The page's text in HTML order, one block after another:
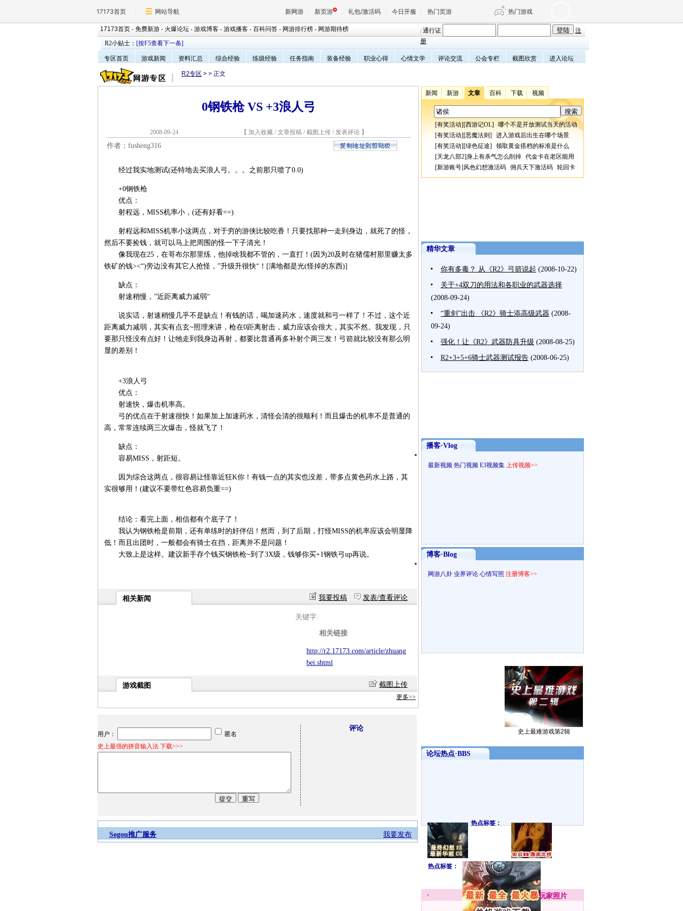
17173首页 网站导航 新网游 新页游 礼包/激活码 今日开服 热门页游 热门游戏
魔兽 DNF 传奇4
天堂 剑网3旗舰版 新天龙八部
王权与自由 诛仙世界 仙剑世界
17173首页 - 免费新游 - 火爆论坛 - 游戏博客 - 游戏播客 - 百科问答 - 网游排行榜 - 网游期待榜 通行证
注
册
R2小贴士： [按F5查看下一条]
专区首页 游戏新闻 资料汇总 综合经验 练级经验 任务指南 装备经验 职业心得 心情文学 评论交流 公会专栏 截图欣赏 进入论坛
R2专区 > > 正文
0钢铁枪 VS +3浪人弓
2008-09-24 【 加入收藏 / 文章投稿 / 截图上传 / 发表评论 】
作者：fusheng316
经过我实地测试(还特地去买浪人弓。。。之前那只喷了0.0)
+0钢铁枪
优点：
射程远，MISS机率小，(还有好看==)
射程远和MISS机率小这两点，对于穷的游侠比较吃香！只要找那种一走到身边，就死了的怪，
然后不要捡钱，就可以马上把周围的怪一下子清光！
像我现在25，在哥布尔那里练，他掉啥我都不管的，一直打！(因为20及时在猪儒村那里赚太多
铁矿的钱><“)旁边没有其它人抢怪，”升级升很快“！[满地都是光(怪掉的东西)]
缺点：
射速稍慢，”近距离威力减弱“
说实话，射速稍慢几乎不是缺点！有钱的话，喝加速药水，速度就和弓一样了！不过，这个近
距离威力减弱，其实有点玄~照理来讲，枪在0距离射击，威力应该会很大，其实不然。我发现，只
要那只怪没有点好！让牠走到我身边再射，都要比普通再多补射个两三发！弓箭就比较没有那么明
显的差别！
+3浪人弓
优点：
射速快，爆击机率高。
弓的优点在于射速很快！如果加上加速药水，清怪会清的很顺利！而且爆击的机率不是普通的
高，常常连续两三次爆击，怪就飞了！
缺点：
容易MISS，射距短。
因为综合这两点，很容易让怪靠近狂K你！有钱一点的其实也没差，带多点黄色药水上路，其
实很够用！(建议不要带红色容易负重==)
结论：看完上面，相信都有个底子了！
我认为钢铁枪是前期，还有单练时的好伴侣！然而，到了后期，打怪MISS的机率应该会明显降
低！而且出团时，一般都会有骑士在挡，距离并不是问题！
大致上是这样。建议新手存个钱买钢铁枪~到了3X级，钱够你买+1钢铁弓up再说。
相关新闻 我要投稿 发表/查看评论
关键字:
相关链接
http://r2.17173.com/article/zhuang
bei.shtml
游戏截图 截图上传
更多>>
用户：
匿名
史上最强的拼音输入法 下载>>>
评论
我要发布
Sogou推广服务
新闻 新游 文章 百科 下载 视频
[有奖活动][西游记OL] 哪个不是开放测试当天的活动
[有奖活动][恶魔法则 ] 进入游戏后出生在哪个场景
[有奖活动][绿色征途] 领取黄金搭档的标准是什么
[天龙八部2]身上有杀气怎么削掉 代金卡在老区能用
[新游账号]风色幻想激活码 佣兵天下激活码 轮回卡
精华文章
你有多毒？ 从《R2》弓箭说起 (2008-10-22)
关于+4双刀的用法和各职业的武器选择
(2008-09-24)
“重剑”出击 《R2》骑士添高级武器 (2008-
09-24)
强化！让《R2》武器防具升级 (2008-08-25)
R2+3+5+6骑士武器测试报告 (2008-06-25)
播客·Vlog
热点标签：
最新视频 热门视频 E3视频集 上传视频>>
博客·Blog
热点标签：
网游八卦 业界评论 心情写照 注册博客>>
史上最难游戏第2辑
论坛热点·BBS
玩家照片